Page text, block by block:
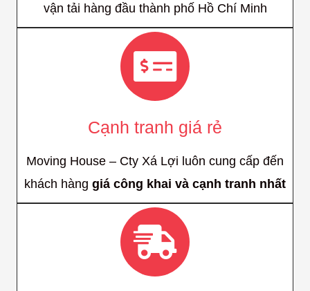
vận tải hàng đầu thành phố Hồ Chí Minh
Cạnh tranh giá rẻ
Moving House – Cty Xá Lợi luôn cung cấp đến
khách hàng giá công khai và cạnh tranh nhất